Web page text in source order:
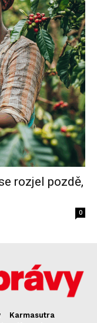
rozjel pozdě,
0
Karmasutra